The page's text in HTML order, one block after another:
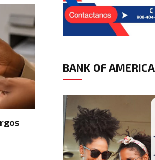
BANK OF AMERICA